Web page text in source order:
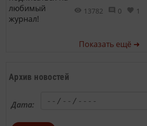
13782
0 1
Показать ещё ➜
Архив новостей
Дата: